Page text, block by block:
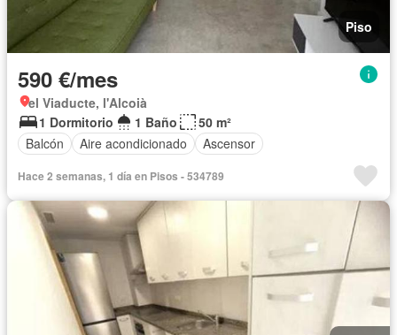
Piso
590 €/mes
el Viaducte, l'Alcoià
1 Dormitorio
1 Baño
50 m²
Balcón
Aire acondicionado Ascensor
Hace 2 semanas, 1 día en Pisos - 534789